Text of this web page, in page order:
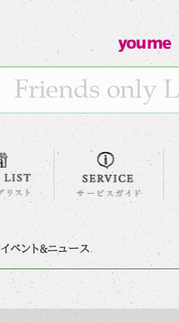
イベント&ニュース